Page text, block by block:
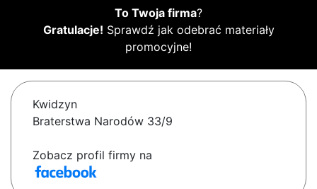
To Twoja firma?
Gratulacje! Sprawdź jak odebrać materiały
promocyjne!
Kwidzyn
Braterstwa Narodów 33/9
Zobacz profil firmy na